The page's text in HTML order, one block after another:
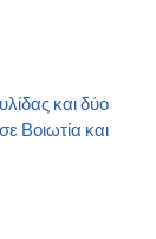
και δύο
Βοιωτία και